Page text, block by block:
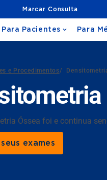
Marcar Consulta
Para Pacientes Para
e Procedimentos/
Óssea foi e continua
exames